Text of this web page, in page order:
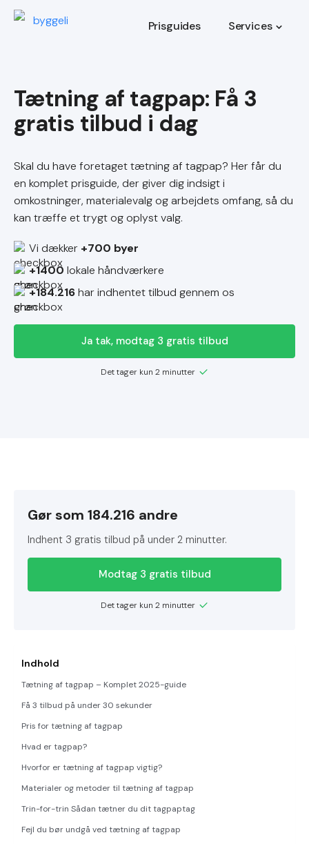
Prisguides Services
Tætning af tagpap
Skal du have foretaget tætning af tagpap? Her får du
en komplet prisguide, der giver dig indsigt i
omkostninger, materialevalg og arbejdets omfang, så du
kan træffe et trygt og oplyst valg.
Vi dækker +700 byer
+1400 lokale håndværkere
+184.216har indhentet tilbud gennem os
Ja tak, modtag 3 gratis tilbud
Det tager kun 2 minutter
Gør som 184.216 andre
Indhent 3 gratis tilbud på under 2 minutter.
Modtag 3 gratis tilbud
Det tager kun 2 minutter
Indhold
Tætning af tagpap – Komplet 2025-guide
Få 3 tilbud på under 30 sekunder
Pris for tætning af tagpap
Hvad er tagpap?
Hvorfor er tætning af tagpap vigtig?
Materialer og metoder til tætning af tagpap
Trin-for-trin Sådan tætner du dit tagpaptag
Fejl du bør undgå ved tætning af tagpap